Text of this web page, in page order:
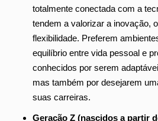
totalmente conectada com a
tendem a valorizar a inovação,
flexibilidade. Preferem
equilíbrio entre vida pessoal e
conhecidos por serem
mas também por desejarem
suas carreiras.
Geração Z (nascidos a partir